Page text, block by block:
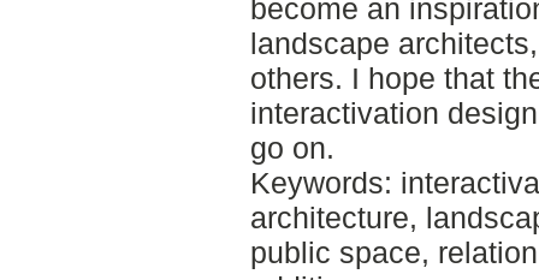
become an
landscape
others. I hope that
interactivation
go on.
Keywords:
architecture,
public space,